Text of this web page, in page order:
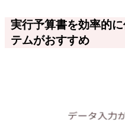
実行予算書を効率的
テムがおすすめ